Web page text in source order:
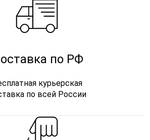
по РФ
курьерская
по всей России